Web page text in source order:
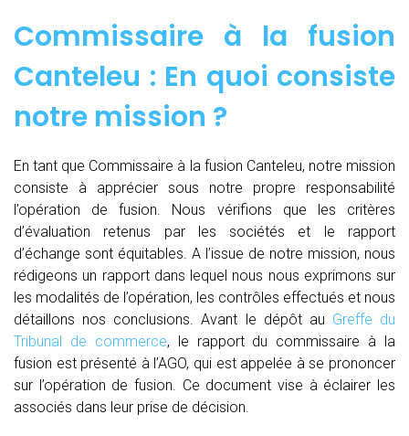
Commissaire à la fusion
Canteleu : En quoi consiste
notre mission ?
En tant que Commissaire à la fusion Canteleu, notre mission
consiste à apprécier sous notre propre responsabilité
l’opération de fusion. Nous vérifions que les critères
d’évaluation retenus par les sociétés et le rapport
d’échange sont équitables. A l’issue de notre mission, nous
rédigeons un rapport dans lequel nous nous exprimons sur
les modalités de l’opération, les contrôles effectués et nous
détaillons nos conclusions. Avant le dépôt au Greffe du
Tribunal de commerce, le rapport du commissaire à la
fusion est présenté à l’AGO, qui est appelée à se prononcer
sur l’opération de fusion. Ce document vise à éclairer les
associés dans leur prise de décision.